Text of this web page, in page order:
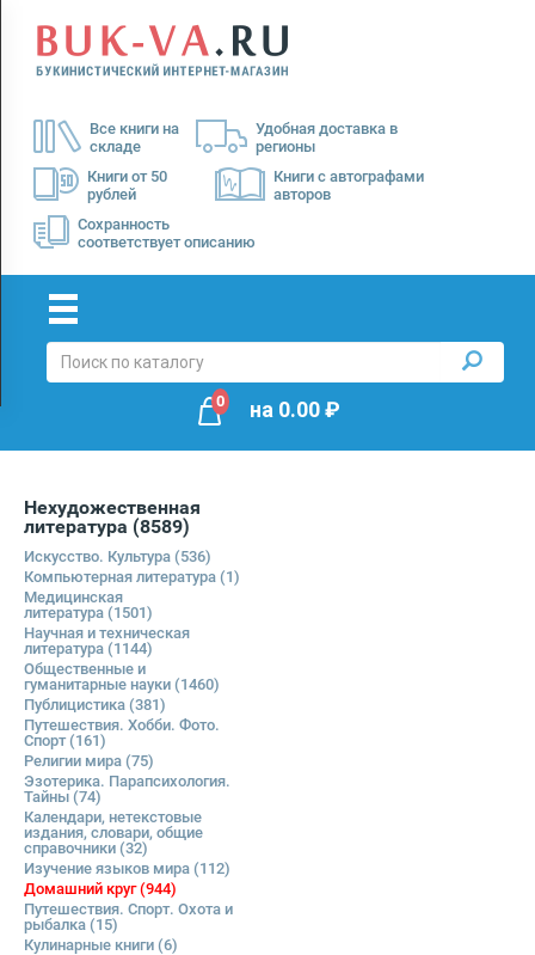
Все книги на
складе
Удобная доставка в
регионы
Книги от 50
рублей
Книги с автографами
авторов
Сохранность
соответствует описанию
Menu
Доставка
Оплата
0 на 0.00₽
Нехудожественная
литература (8589)
Искусство. Культура (536)
Компьютерная литература (1)
Медицинская
литература (1501)
Научная и техническая
литература (1144)
Общественные и
гуманитарные науки (1460)
Публицистика (381)
Путешествия. Хобби. Фото.
Спорт(161)
Религии мира (75)
Эзотерика. Парапсихология.
Тайны (74)
Календари, нетекстовые
издания, словари, общие
справочники (32)
Изучение языков мира (112)
Домашний круг(944)
Путешествия. Спорт. Охота и
рыбалка (15)
Кулинарные книги (6)